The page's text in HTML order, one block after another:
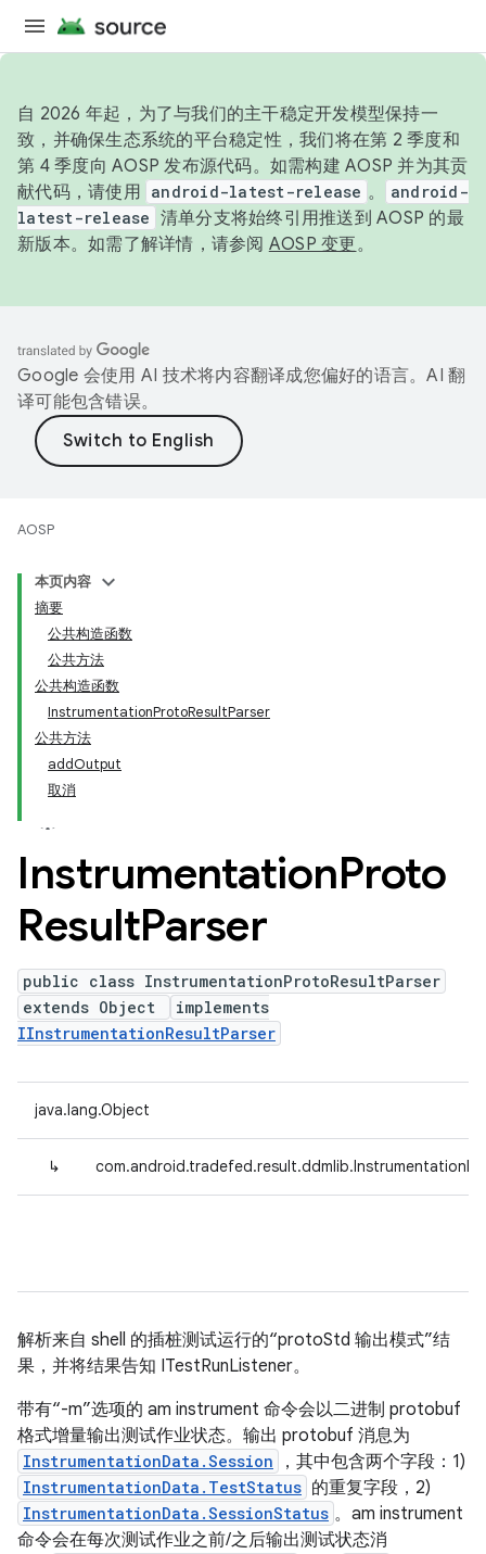
自 2026 年起，为了与我们的主干稳定开发模型保持一
致，并确保生态系统的平台稳定性，我们将在第 2 季度和
第 4 季度向 AOSP 发布源代码。如需构建 AOSP 并为其贡
献代码，请使用 android-latest-release 。
android-
latest-release 清单分支将始终引用推送到 AOSP 的最
新版本。如需了解详情，请参阅 AOSP 变更。
Google 会使用 AI 技术将内容翻译成您偏好的语言。AI 翻
译可能包含错误。
AOSP
本页内容
摘要
公共构造函数
公共方法
公共构造函数
InstrumentationProtoResultParser
公共方法
addOutput
取消
InstrumentationProto
ResultParser
public class InstrumentationProtoResultParser
extends Object
implements
IInstrumentationResultParser
java.lang.Object
↳
解析来自 shell 的插桩测试运行的“protoStd 输出模式”结
果，并将结果告知 ITestRunListener。
带有“-m”选项的 am instrument 命令会以二进制 protobuf
格式增量输出测试作业状态。输出 protobuf 消息为
InstrumentationData.Session ，其中包含两个字段：1)
InstrumentationData.TestStatus 的重复字段，2)
InstrumentationData.SessionStatus 。am instrument
命令会在每次测试作业之前/之后输出测试状态消